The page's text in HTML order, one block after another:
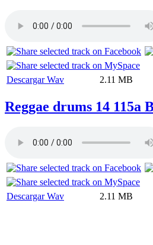
Descargar Wav 2.11 MB
Reggae drums 14
Descargar Wav 2.11 MB